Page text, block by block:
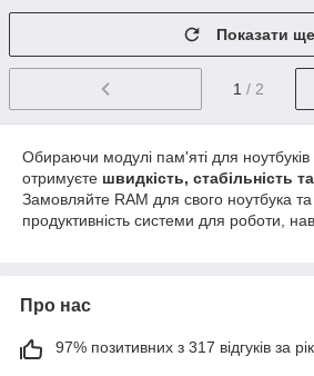
Показати ще
1 / 2
Обираючи модулі пам'яті для ноутбуків
отримуєте швидкість, стабільність
Замовляйте RAM для свого ноутбука
продуктивність системи для роботи,
Про нас
97% позитивних з 317 відгуків за рік